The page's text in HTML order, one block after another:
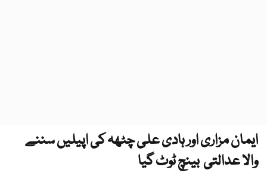
ایمان مزاری اور ہادی علی چٹھہ کی اپیلیں سننے
والا عدالتی بینچ ٹوٹ گیا